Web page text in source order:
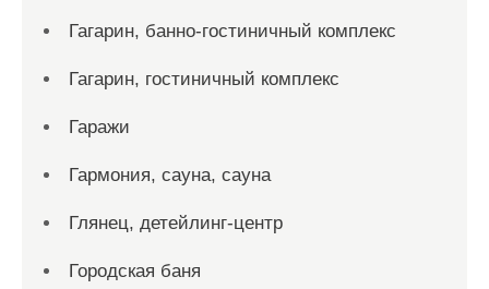
Гагарин, банно-гостиничный комплекс
Гагарин, гостиничный комплекс
Гаражи
Гармония, сауна, сауна
Глянец, детейлинг-центр
Городская баня